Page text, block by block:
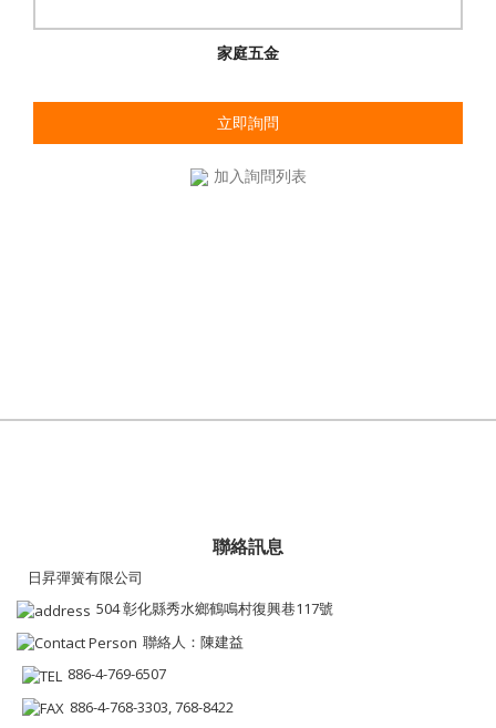
家庭五金
立即詢問
加入詢問列表
聯絡訊息
日昇彈簧有限公司
504 彰化縣秀水鄉鶴鳴村復興巷117號
聯絡人：陳建益
886-4-769-6507
886-4-768-3303, 768-8422